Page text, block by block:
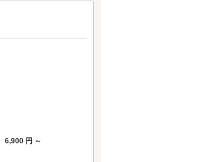
6,900 円 ～